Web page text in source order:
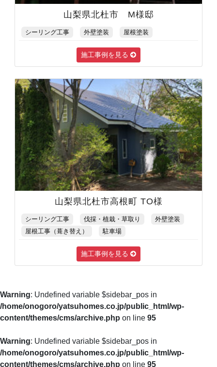
山梨県北杜市 M様邸
シーリング工事 外壁塗装 屋根塗装
施工事例を見る
山梨県北杜市高根町 TO様
シーリング工事 伐採・植栽・草取り
外壁塗装
屋根工事（葺き替え）
駐車場
施工事例を見る
Warning: Undefined variable $sidebar_pos in
/home/onogoro/yatsuhomes.co.jp/public_html/wp-
content/themes/cms/archive.php on line 95
Warning: Undefined variable $sidebar_pos in
/home/onogoro/yatsuhomes.co.jp/public_html/wp-
content/themes/cms/archive.php on line 95